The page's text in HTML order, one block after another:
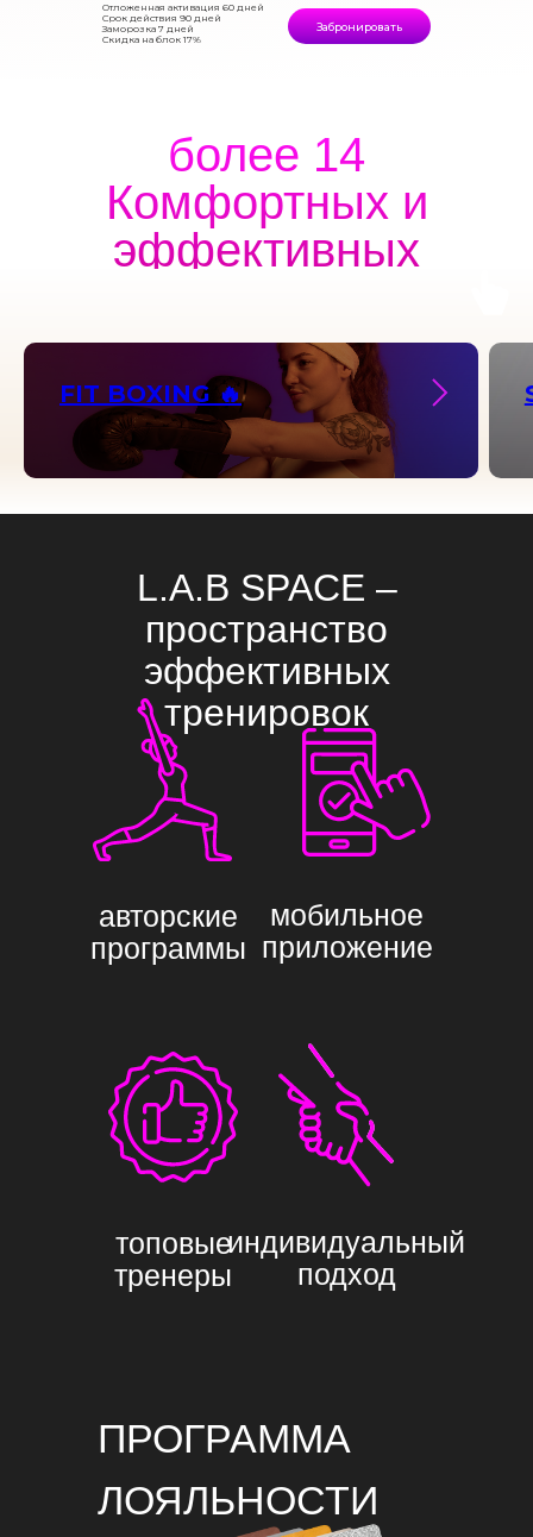
Отложенная активация 60 дней
Срок действия 90 дней
Заморозка 7 дней
Скидка на блок 17%
Забронировать
более 14
Комфортных и
эффективных
FIT BOXING 🔥
L.A.B SPACE –
пространство
эффективных
тренировок
авторские
программы
мобильное
приложение
топовые
тренеры
индивидуальный
подход
ПРОГРАММА
ЛОЯЛЬНОСТИ